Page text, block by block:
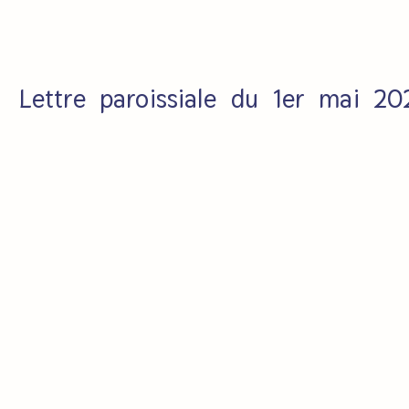
Lettre paroissiale du 1er mai